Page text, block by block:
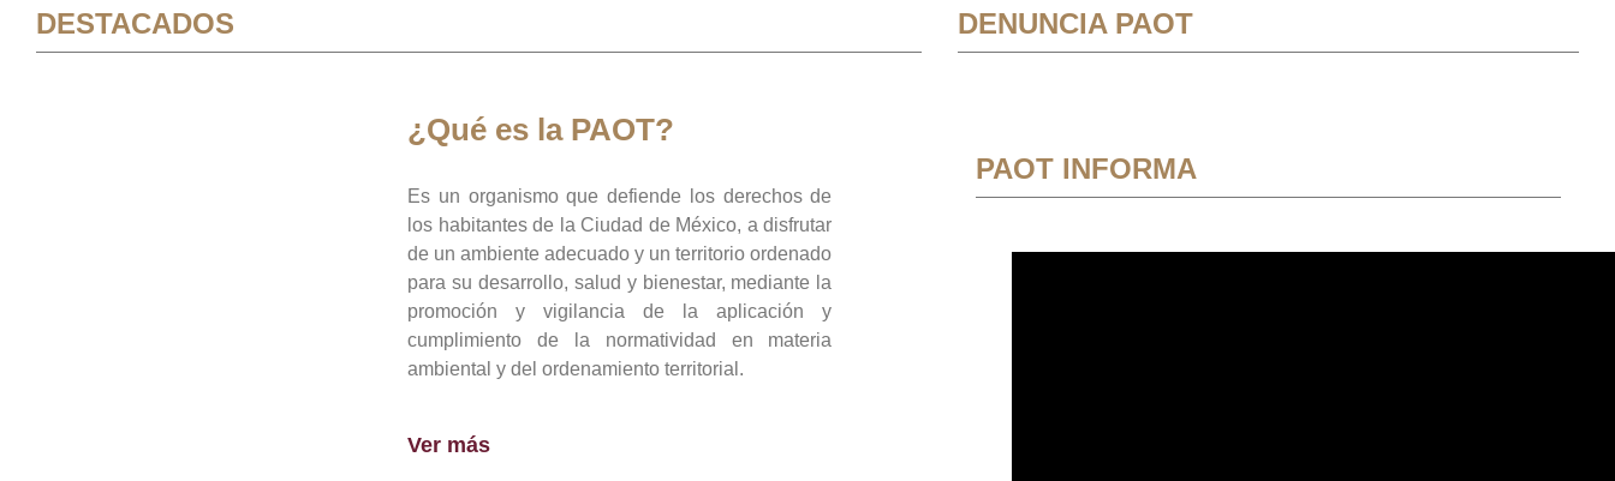
DESTACADOS
¿Qué es la PAOT?
Es un organismo que defiende los derechos de
los habitantes de la Ciudad de México, a disfrutar
de un ambiente adecuado y un territorio ordenado
para su desarrollo, salud y bienestar, mediante la
promoción y vigilancia de la aplicación y
cumplimiento de la normatividad en materia
ambiental y del ordenamiento territorial.
Ver más
DENUNCIA PAOT
PAOT INFORMA